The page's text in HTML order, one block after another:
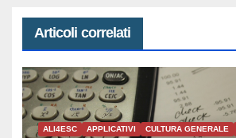
Articoli correlati
ALI4ESC APPLICATIVI CULTURA GENERALE